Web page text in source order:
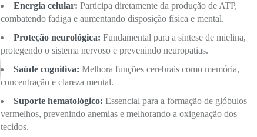
Energia celular: Participa diretamente da produção de ATP,
combatendo fadiga e aumentando disposição física e mental.
Proteção neurológica: Fundamental para a síntese de mielina,
protegendo o sistema nervoso e prevenindo neuropatias.
Saúde cognitiva: Melhora funções cerebrais como memória,
concentração e clareza mental.
Suporte hematológico: Essencial para a formação de glóbulos
vermelhos, prevenindo anemias e melhorando a oxigenação dos
tecidos.